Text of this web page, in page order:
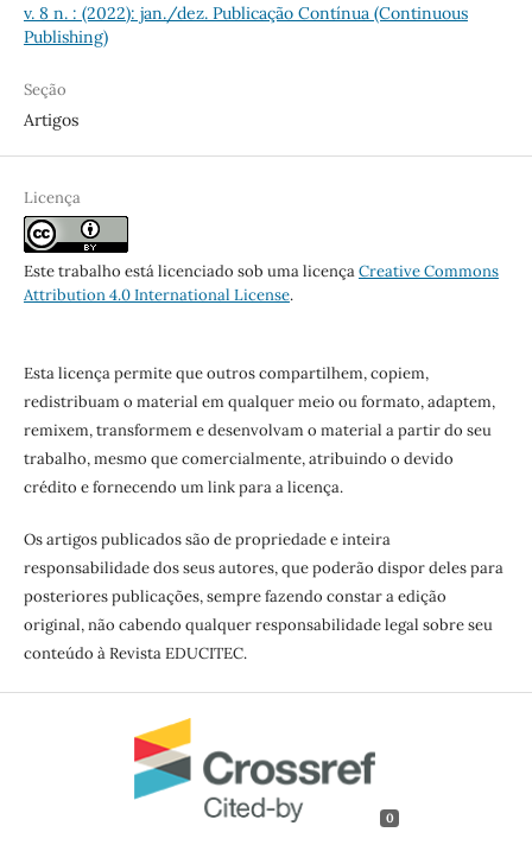
v. 8 n. : (2022): jan./dez. Publicação Contínua (Continuous
Publishing)
Seção
Artigos
Licença
Este trabalho está licenciado sob uma licençaCreative Commons
Attribution 4.0 International License.
Esta licença permite que outros compartilhem, copiem,
redistribuam o material em qualquer meio ou formato, adaptem,
remixem, transformem e desenvolvam o material a partir do seu
trabalho, mesmo que comercialmente, atribuindo o devido
crédito e fornecendo um link para a licença.
Os artigos publicados são de propriedade e inteira
responsabilidade dos seus autores, que poderão dispor deles para
posteriores publicações, sempre fazendo constar a edição
original, não cabendo qualquer responsabilidade legal sobre seu
conteúdo à Revista EDUCITEC.
0